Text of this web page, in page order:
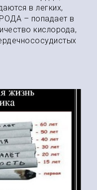
в легких,
– попадает в
кислорода,